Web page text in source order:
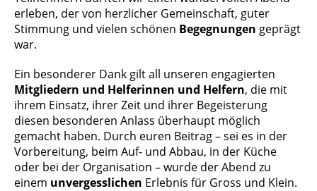
erleben, der von herzlicher Gemeinschaft, guter
Stimmung und vielen schönen Begegnungen geprägt
war.
Ein besonderer Dank gilt all unseren engagierten
Mitgliedern und Helferinnen und Helfern, die mit
ihrem Einsatz, ihrer Zeit und ihrer Begeisterung
diesen besonderen Anlass überhaupt möglich
gemacht haben. Durch euren Beitrag – sei es in der
Vorbereitung, beim Auf- und Abbau, in der Küche
oder bei der Organisation – wurde der Abend zu
einem unvergesslichen Erlebnis für Gross und Klein.